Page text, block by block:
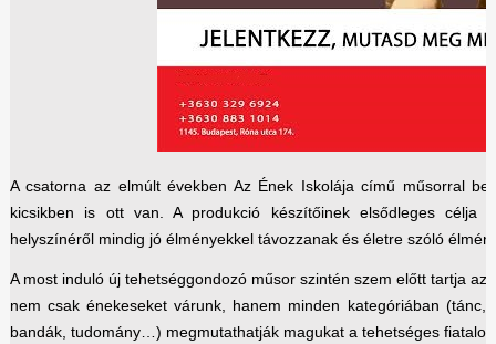
A csatorna az elmúlt években Az Ének Iskolája című műsorral
kicsikben is ott van. A produkció készítőinek elsődleges célja
helyszínéről mindig jó élményekkel távozzanak és életre szóló
A most induló új tehetséggondozó műsor szintén szem előtt tartja
nem csak énekeseket várunk, hanem minden kategóriában (tánc,
bandák, tudomány…) megmutathatják magukat a tehetséges